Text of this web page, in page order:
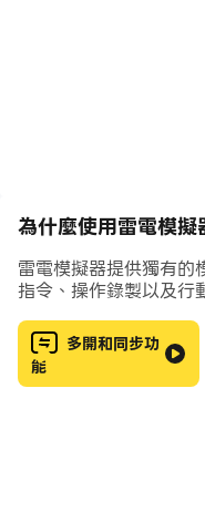
1. 單手操作輪盤, 通過
深度沉浸在電子音樂的
2. 超震撼的視覺效果,
景音浪與玩家操作完美
為什麼使用雷電模
雷電模擬器提供獨有的
指令、操作錄製以及行
多開和同步功
能